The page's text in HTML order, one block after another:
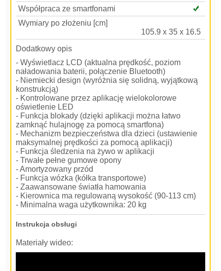
Współpraca ze smartfonami
Wymiary po złożeniu [cm]
105.9 x 35 x 16.5
Dodatkowy opis
- Wyświetlacz LCD (aktualna prędkość, poziom
naładowania baterii, połączenie Bluetooth)
- Niemiecki design (wyróżnia się solidną, wyjątkową
konstrukcją)
- Kontrolowane przez aplikację wielokolorowe
oświetlenie LED
- Funkcja blokady (dzięki aplikacji można łatwo
zamknąć hulajnogę za pomocą smartfona)
- Mechanizm bezpieczeństwa dla dzieci (ustawienie
maksymalnej prędkości za pomocą aplikacji)
- Funkcja śledzenia na żywo w aplikacji
- Trwałe pełne gumowe opony
- Amortyzowany przód
- Funkcja wózka (kółka transportowe)
- Zaawansowane światła hamowania
- Kierownica ma regulowaną wysokość (90-113 cm)
- Minimalna waga użytkownika: 20 kg
Instrukcja obsługi
Materiały wideo: